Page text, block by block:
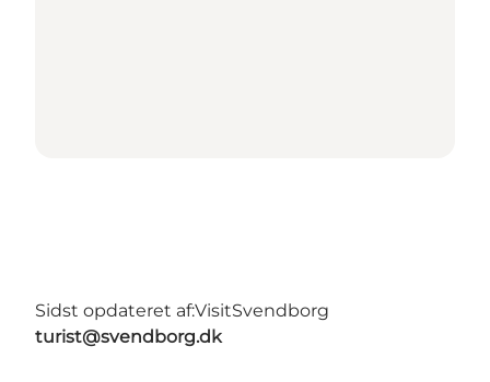
Sidst opdateret af:VisitSvendborg
turist@svendborg.dk